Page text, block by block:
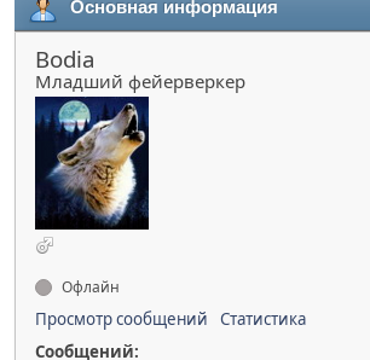
Основная информация
Bodia
Младший фейерверкер
Офлайн
Просмотр сообщений
Статистика
Сообщений: